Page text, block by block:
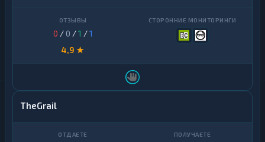
0 / 0 /1 /1
4,9 ★
TheGrail